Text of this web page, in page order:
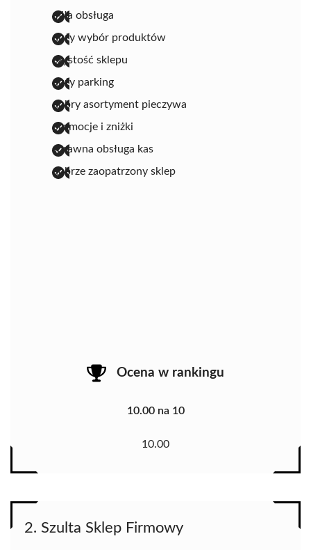
miła obsługa
duży wybór produktów
czystość sklepu
duży parking
dobry asortyment pieczywa
promocje i zniżki
sprawna obsługa kas
dobrze zaopatrzony sklep
Ocena w rankingu
10.00 na 10
10.00
2. Szulta Sklep Firmowy